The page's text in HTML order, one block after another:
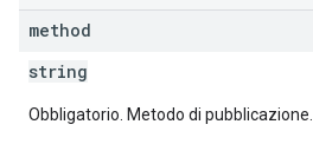
method
string
Obbligatorio. Metodo di